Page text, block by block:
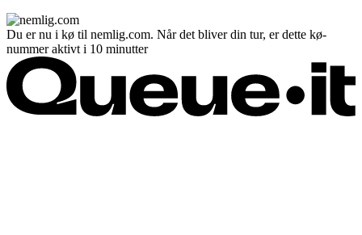
Du er nu i kø til nemlig.com. Når det bliver din tur, er dette kø-
nummer aktivt i 10 minutter